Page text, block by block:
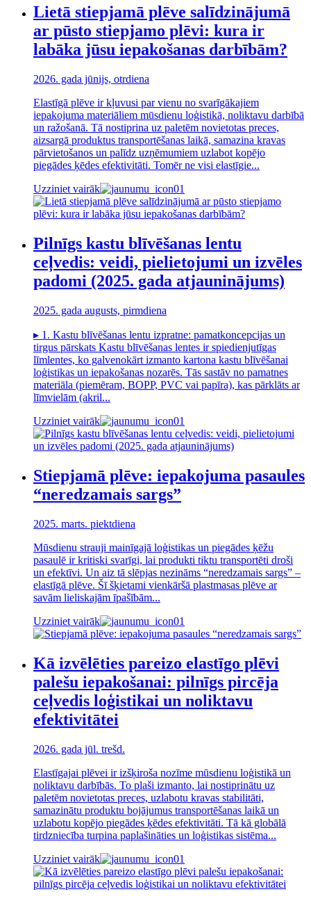
Lietā stiepjamā plēve salīdzinājumā
ar pūsto stiepjamo plēvi: kura ir
labāka jūsu iepakošanas darbībām?
2026. gada jūnijs, otrdiena
Elastīgā plēve ir kļuvusi par vienu no svarīgākajiem
iepakojuma materiāliem mūsdienu loģistikā, noliktavu darbībā
un ražošanā. Tā nostiprina uz paletēm novietotas preces,
aizsargā produktus transportēšanas laikā, samazina kravas
pārvietošanos un palīdz uzņēmumiem uzlabot kopējo
piegādes ķēdes efektivitāti. Tomēr ne visi elastīgie...
Uzziniet vairāk
Pilnīgs kastu blīvēšanas lentu
ceļvedis: veidi, pielietojumi un izvēles
padomi (2025. gada atjauninājums)
2025. gada augusts, pirmdiena
▸ 1. Kastu blīvēšanas lentu izpratne: pamatkoncepcijas un
tirgus pārskats Kastu blīvēšanas lentes ir spiedienjutīgas
līmlentes, ko galvenokārt izmanto kartona kastu blīvēšanai
loģistikas un iepakošanas nozarēs. Tās sastāv no pamatnes
materiāla (piemēram, BOPP, PVC vai papīra), kas pārklāts ar
līmvielām (akril...
Uzziniet vairāk
Stiepjamā plēve: iepakojuma pasaules
“neredzamais sargs”
2025. marts. piektdiena
Mūsdienu strauji mainīgajā loģistikas un piegādes ķēžu
pasaulē ir kritiski svarīgi, lai produkti tiktu transportēti droši
un efektīvi. Un aiz tā slēpjas nezināms “neredzamais sargs” –
elastīgā plēve. Šī šķietami vienkāršā plastmasas plēve ar
savām lieliskajām īpašībām...
Uzziniet vairāk
Kā izvēlēties pareizo elastīgo plēvi
palešu iepakošanai: pilnīgs pircēja
ceļvedis loģistikai un noliktavu
efektivitātei
2026. gada jūl. trešd.
Elastīgajai plēvei ir izšķiroša nozīme mūsdienu loģistikā un
noliktavu darbībās. To plaši izmanto, lai nostiprinātu uz
paletēm novietotas preces, uzlabotu kravas stabilitāti,
samazinātu produktu bojājumus transportēšanas laikā un
uzlabotu kopējo piegādes ķēdes efektivitāti. Tā kā globālā
tirdzniecība turpina paplašināties un loģistikas sistēma...
Uzziniet vairāk